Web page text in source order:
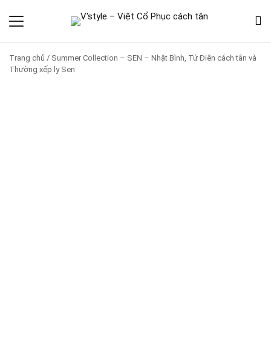
Trang chủ / Summer Collection – SEN – Nhật Bình, Tứ Điên cách tân và
Thường xếp ly Sen